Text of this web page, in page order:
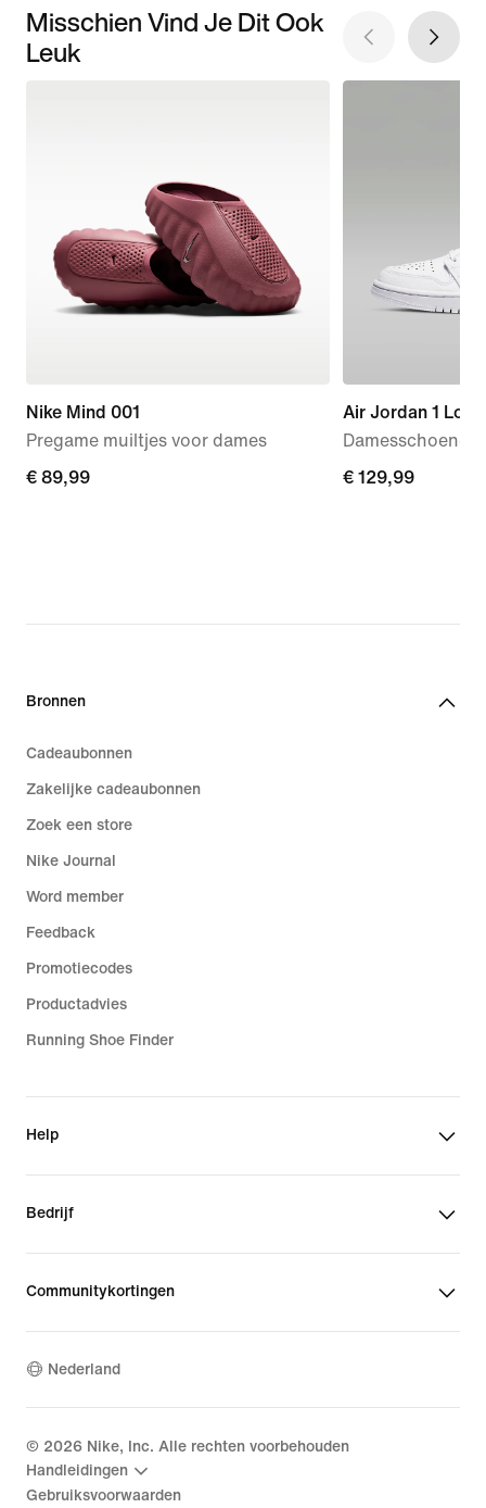
Misschien Vind Je Dit Ook
Leuk
Nike Mind 001
Pregame muiltjes voor dames
€ 89,99
€ 89,99
Air Jordan 1 Low
Damesschoenen
€ 129,99
€ 129,99
Bronnen
Cadeaubonnen
Zakelijke cadeaubonnen
Zoek een store
Nike Journal
Word member
Feedback
Promotiecodes
Productadvies
Running Shoe Finder
Help
Bedrijf
Communitykortingen
Nederland
© 2026 Nike, Inc. Alle rechten voorbehouden
Handleidingen
Gebruiksvoorwaarden